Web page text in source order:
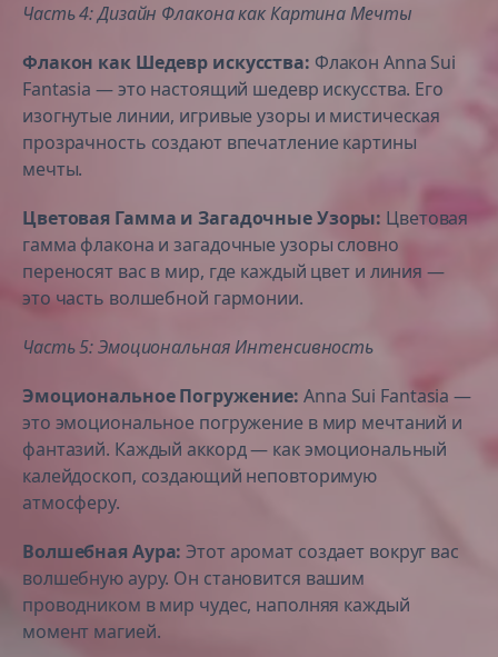
Часть 4: Дизайн Флакона как Картина Мечты
Флакон как Шедевр искусства: Флакон Anna Sui
Fantasia — это настоящий шедевр искусства. Его
изогнутые линии, игривые узоры и мистическая
прозрачность создают впечатление картины
мечты.
Цветовая Гамма и Загадочные Узоры: Цветовая
гамма флакона и загадочные узоры словно
переносят вас в мир, где каждый цвет и линия —
это часть волшебной гармонии.
Часть 5: Эмоциональная Интенсивность
Эмоциональное Погружение: Anna Sui Fantasia —
это эмоциональное погружение в мир мечтаний и
фантазий. Каждый аккорд — как эмоциональный
калейдоскоп, создающий неповторимую
атмосферу.
Волшебная Аура: Этот аромат создает вокруг вас
волшебную ауру. Он становится вашим
проводником в мир чудес, наполняя каждый
момент магией.